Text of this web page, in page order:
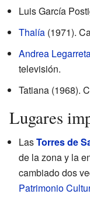
Luis García
Thalía (1971).
Andrea
televisión.
Tatiana (1968).
Lugares
LasTorres de
de la zona y la
cambiado dos
Patrimonio